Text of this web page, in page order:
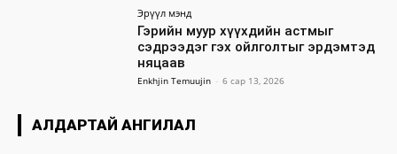
Эрүүл мэнд
Гэрийн муур хүүхдийн астмыг
сэдрээдэг гэх ойлголтыг эрдэмтэд
няцаав
Enkhjin Temuujin - 6 сар 13, 2026
АЛДАРТАЙ АНГИЛАЛ